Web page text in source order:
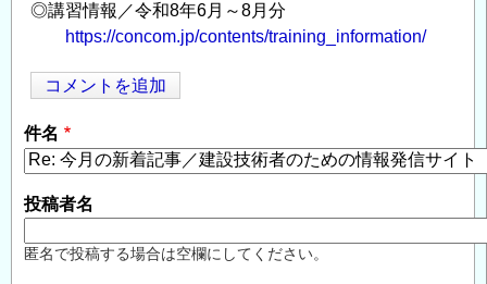
◎講習情報／令和8年6月～8月分
https://concom.jp/contents/training_information/
コメントを追加
件名
投稿者名
匿名で投稿する場合は空欄にしてください。